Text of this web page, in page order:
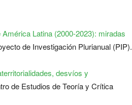
Latina (2000-2023): miradas
de Investigación Plurianual (PIP).
desvíos y
de Estudios de Teoría y Crítica